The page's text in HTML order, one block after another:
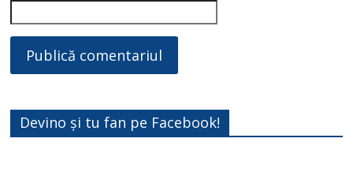
Devino și tu fan pe Facebook!